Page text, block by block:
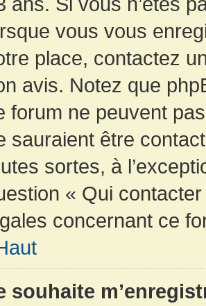
vous vous
place, contactez
avis. Notez que
forum ne peuvent
sauraient être
sortes, à
« Qui
concernant ce
souhaite